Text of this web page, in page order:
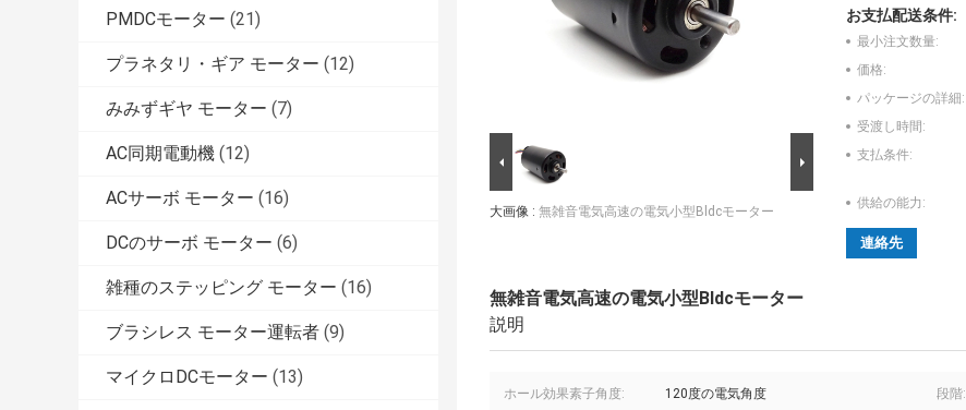
PMDCモーター (21)
プラネタリ・ギア モーター (12)
みみずギヤ モーター (7)
AC同期電動機 (12)
ACサーボ モーター (16)
DCのサーボ モーター (6)
雑種のステッピング モーター (16)
ブラシレス モーター運転者 (9)
マイクロDCモーター (13)
大画像 : 無雑音電気高速の電気小型Bldcモーター
お支払配送条件:
最小注文数量:
価格:
パッケージの詳細:
受渡し時間:
支払条件:
供給の能力:
連絡先
無雑音電気高速の電気小型Bldcモーター
説明
ホール効果素子角度: 120度の電気角度 段階: